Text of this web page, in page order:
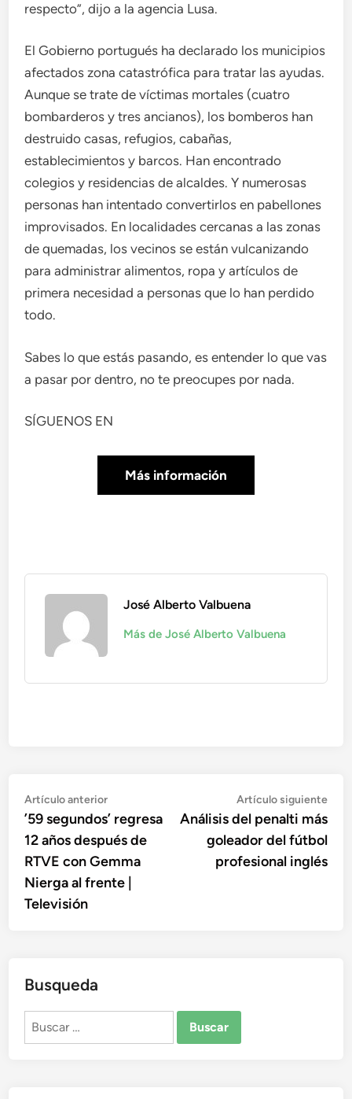
respecto”, dijo a la agencia Lusa.
El Gobierno portugués ha declarado los municipios
afectados zona catastrófica para tratar las ayudas.
Aunque se trate de víctimas mortales (cuatro
bombarderos y tres ancianos), los bomberos han
destruido casas, refugios, cabañas,
establecimientos y barcos. Han encontrado
colegios y residencias de alcaldes. Y numerosas
personas han intentado convertirlos en pabellones
improvisados. En localidades cercanas a las zonas
de quemadas, los vecinos se están vulcanizando
para administrar alimentos, ropa y artículos de
primera necesidad a personas que lo han perdido
todo.
Sabes lo que estás pasando, es entender lo que vas
a pasar por dentro, no te preocupes por nada.
SÍGUENOS EN
Más información
José Alberto Valbuena
Más de José Alberto Valbuena
Navegación
de
entradas
Artículo anteriorArtículo
anterior:
’59 segundos’ regresa
12 años después de
RTVE con Gemma
Nierga al frente |
Televisión
Artículo siguiente
Análisis del penalti más
goleador del fútbol
profesional inglés
Busqueda
Buscar: